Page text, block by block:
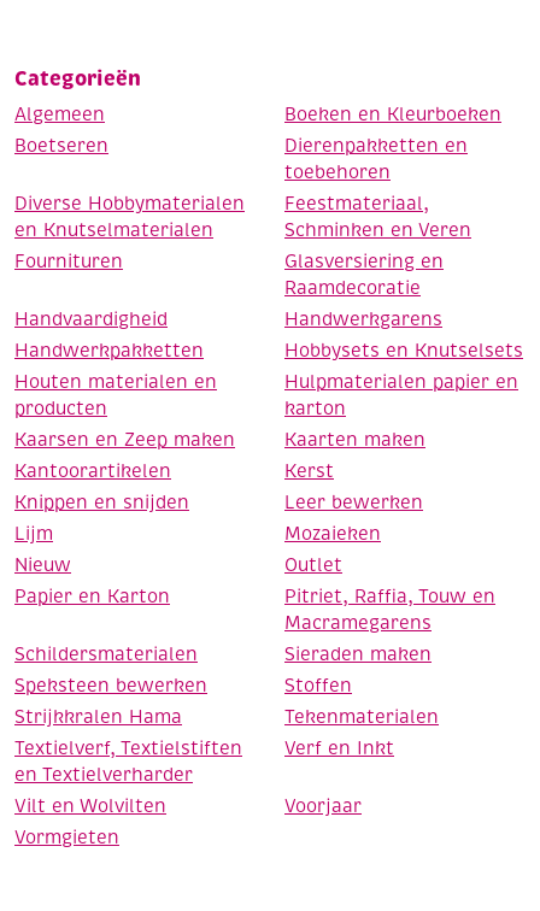
Categorieën
Algemeen
Boeken en Kleurboeken
Boetseren
Dierenpakketten en
toebehoren
Diverse Hobbymaterialen
en Knutselmaterialen
Feestmateriaal,
Schminken en Veren
Fournituren
Glasversiering en
Raamdecoratie
Handvaardigheid
Handwerkgarens
Handwerkpakketten
Hobbysets en Knutselsets
Houten materialen en
producten
Hulpmaterialen papier en
karton
Kaarsen en Zeep maken
Kaarten maken
Kantoorartikelen
Kerst
Knippen en snijden
Leer bewerken
Lijm
Mozaieken
Nieuw
Outlet
Papier en Karton
Pitriet, Raffia, Touw en
Macramegarens
Schildersmaterialen
Sieraden maken
Speksteen bewerken
Stoffen
Strijkkralen Hama
Tekenmaterialen
Textielverf, Textielstiften
en Textielverharder
Verf en Inkt
Vilt en Wolvilten
Voorjaar
Vormgieten